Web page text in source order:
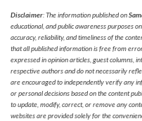
Disclaimer: The information published on
educational, and public awareness purposes
accuracy, reliability, and timeliness of the
that all published information is free from
expressed in opinion articles, guest columns,
respective authors and do not necessarily
are encouraged to independently verify any
or personal decisions based on the content
to update, modify, correct, or remove any
websites are provided solely for the